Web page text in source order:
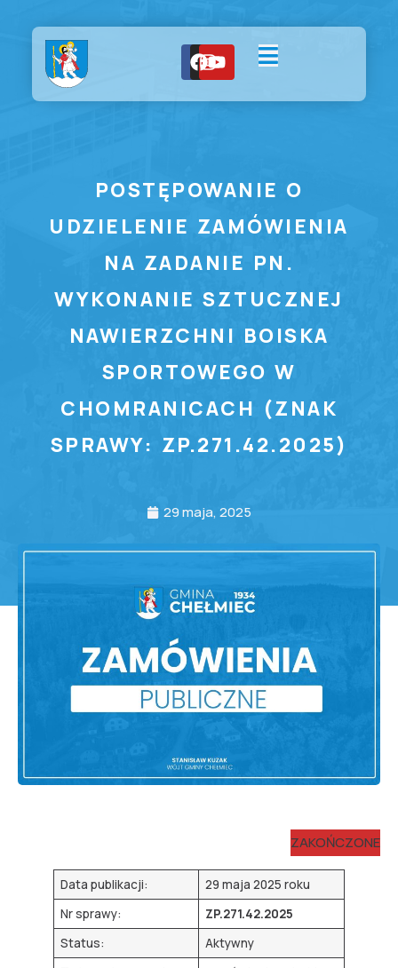
POSTĘPOWANIE O
UDZIELENIE ZAMÓWIENIA
NA ZADANIE PN.
WYKONANIE SZTUCZNEJ
NAWIERZCHNI BOISKA
SPORTOWEGO W
CHOMRANICACH (ZNAK
SPRAWY: ZP.271.42.2025)
29 maja, 2025
ZAKOŃCZONE
Data publikacji:
29 maja 2025 roku
Nr sprawy:
ZP.271.42.2025
Status:
Aktywny